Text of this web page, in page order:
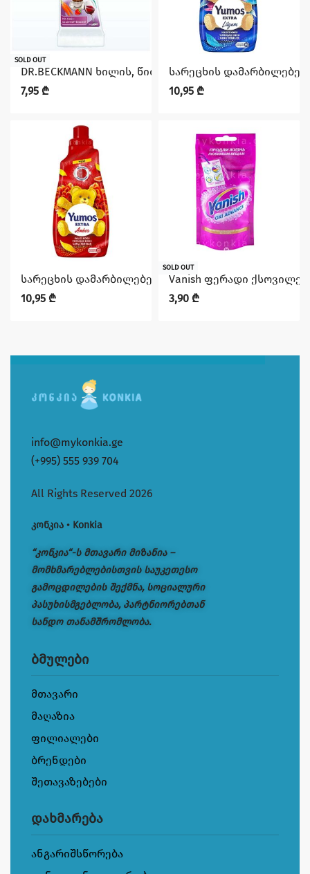
SOLD OUT
DR.BECKMANN ხილის, წითელი ღვინის,
7,95 ₾
სარეცხის
10,95 ₾
სარეცხის დამარბილებელი YUMOS წითელი 1440 მლ
10,95 ₾
SOLD OUT
Vanish ფერადი
3,90 ₾
info@mykonkia.ge
(+995) 555 939 704
All Rights Reserved 2026
კონკია • Konkia
“კონკია“-ს მთავარი მიზანია –
მომხმარებლებისთვის საუკეთესო
გამოცდილების შექმნა, სოციალური
პასუხისმგებლობა, პარტნიორებთან
სანდო თანამშრომლობა.
ბმულები
მთავარი
მაღაზია
ფილიალები
ბრენდები
შეთავაზებები
დახმარება
ანგარიშსწორება